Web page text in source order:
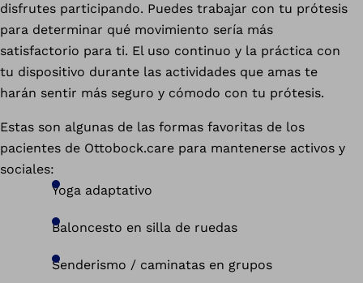
disfrutes participando. Puedes trabajar con tu prótesis
para determinar qué movimiento sería más
satisfactorio para ti. El uso continuo y la práctica con
tu dispositivo durante las actividades que amas te
harán sentir más seguro y cómodo con tu prótesis.
Estas son algunas de las formas favoritas de los
pacientes de Ottobock.care para mantenerse activos y
sociales:
Yoga adaptativo
Baloncesto en silla de ruedas
Senderismo / caminatas en grupos